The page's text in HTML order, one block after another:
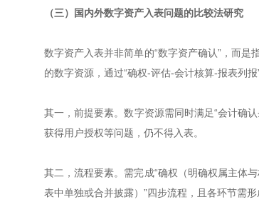
（三）国内外数字资产入表问题的比较法研究
数字资产入表并非简单的“数字资产确认”，而
的数字资源，通过“确权-评估-会计核算-报表列
其一，前提要素。数字资源需同时满足“会计确
获得用户授权等问题，仍不得入表。
其二，流程要素。需完成“确权（明确权属主体
表中单独或合并披露）”四步流程，且各环节需